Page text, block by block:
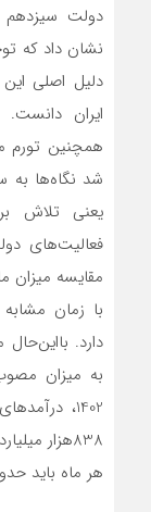
دولت سیزدهم
نشان داد که
دلیل اصلی
ایران
همچنین تورم
شد نگاه‌ها به
یعنی تلاش
فعالیت‌های
دارد.
به میزان
1402،
838هزار
هر ماه باید حدود 70هزار میلیارد تومان مالیات